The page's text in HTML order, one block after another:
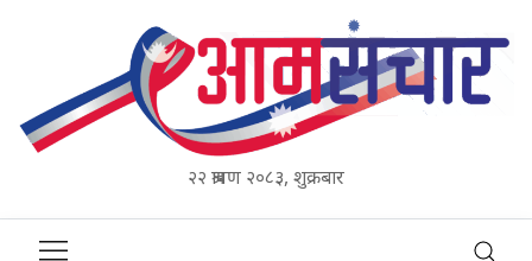
२२ श्रावण २०८३, शुक्रबार